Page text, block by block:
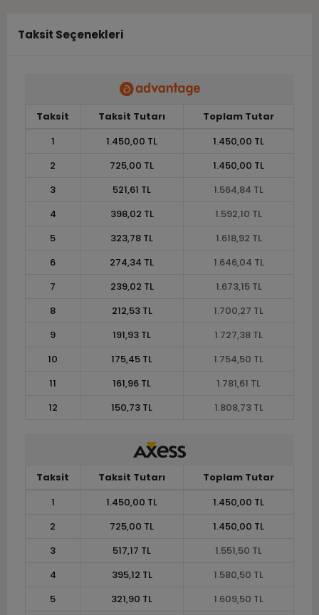
Taksit Seçenekleri
Taksit Taksit Tutarı
Toplam Tutar
1
1.450,00 TL
1.450,00 TL
2
725,00 TL
1.450,00 TL
3
521,61 TL
1.564,84 TL
4
398,02 TL
1.592,10 TL
5
323,78 TL
1.618,92 TL
6
274,34 TL
1.646,04 TL
7
239,02 TL
1.673,15 TL
8
212,53 TL
1.700,27 TL
9
191,93 TL
1.727,38 TL
10
175,45 TL
1.754,50 TL
11
161,96 TL
1.781,61 TL
12
150,73 TL 1.808,73 TL
Taksit Taksit Tutarı
Toplam Tutar
1
1.450,00 TL
1.450,00 TL
2
725,00 TL
1.450,00 TL
3
517,17 TL
1.551,50 TL
4
395,12 TL
1.580,50 TL
5
321,90 TL
1.609,50 TL